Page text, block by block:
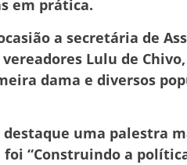
em prática.
a secretária de
Lulu de
dama e diversos
uma palestra
“Construindo a